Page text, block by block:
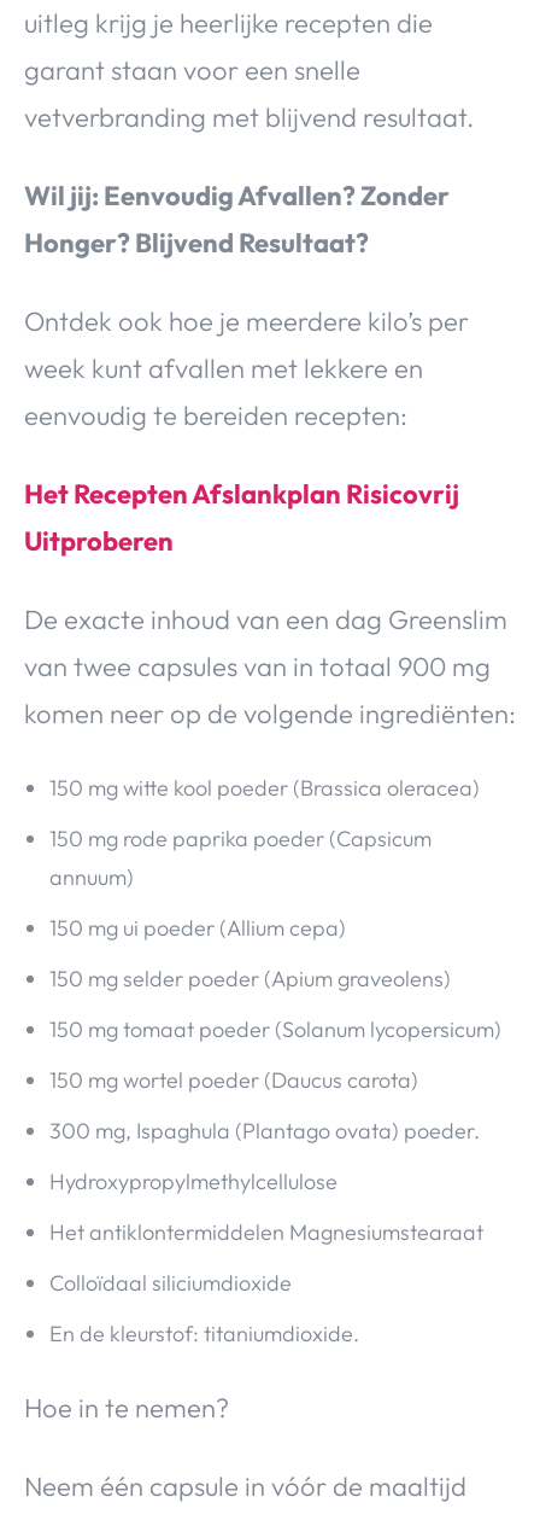
uitleg krijg je heerlijke recepten die
garant staan voor een snelle
vetverbranding met blijvend resultaat.
Wil jij: Eenvoudig Afvallen? Zonder
Honger? Blijvend Resultaat?
Ontdek ook hoe je meerdere kilo’s per
week kunt afvallen met lekkere en
eenvoudig te bereiden recepten:
Het Recepten Afslankplan Risicovrij
Uitproberen
De exacte inhoud van een dag Greenslim
van twee capsules van in totaal 900 mg
komen neer op de volgende ingrediënten:
150 mg witte kool poeder (Brassica oleracea)
150 mg rode paprika poeder (Capsicum
annuum)
150 mg ui poeder (Allium cepa)
150 mg selder poeder (Apium graveolens)
150 mg tomaat poeder (Solanum lycopersicum)
150 mg wortel poeder (Daucus carota)
300 mg, Ispaghula (Plantago ovata) poeder.
Hydroxypropylmethylcellulose
Het antiklontermiddelen Magnesiumstearaat
Colloïdaal siliciumdioxide
En de kleurstof: titaniumdioxide.
Hoe in te nemen?
Neem één capsule in vóór de maaltijd